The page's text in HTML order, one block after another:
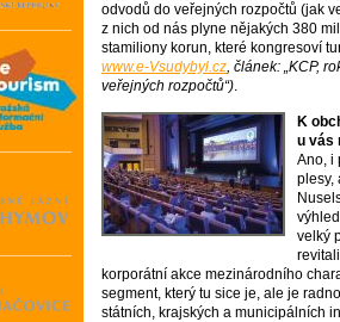
odvodů do veřejných rozpočtů (jak
z nich od nás plyne nějakých 380
stamiliony korun, které kongresoví
www.e-Vsudybyl.cz, článek: „KCP,
veřejných rozpočtů“).
K
u vás
Ano, i
plesy,
velký
korporátní akce mezinárodního
segment, který tu sice je, ale je
státních, krajských a municipálních